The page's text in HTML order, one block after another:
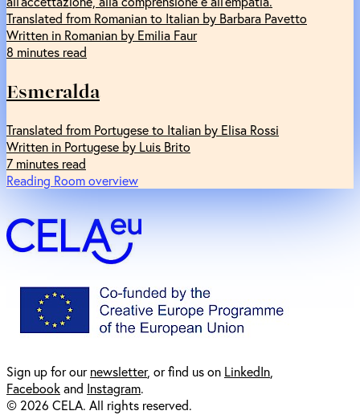
Translated from Romanian to Italian by Barbara Pavetto
Written in Romanian by Emilia Faur
8 minutes read
Esmeralda
Translated from Portugese to Italian by Elisa Rossi
Written in Portugese by Luis Brito
7 minutes read
Reading Room overview
Sign up for ournewsletter, or find us on LinkedIn
Facebookand Instagram.
© 2026 CELA. All rights reserved.